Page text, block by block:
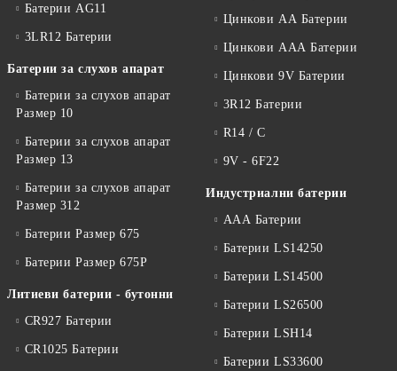
Батерии AG11
3LR12 Батерии
Батерии за слухов апарат
Батерии за слухов апарат
Размер 10
Батерии за слухов апарат
Размер 13
Батерии за слухов апарат
Размер 312
Батерии Размер 675
Батерии Размер 675P
Литиеви батерии - бутонни
CR927 Батерии
CR1025 Батерии
Цинкови АА Батерии
Цинкови ААА Батерии
Цинкови 9V Батерии
3R12 Батерии
R14 / C
9V - 6F22
Индустриални батерии
ААА Батерии
Батерии LS14250
Батерии LS14500
Батерии LS26500
Батерии LSH14
Батерии LS33600